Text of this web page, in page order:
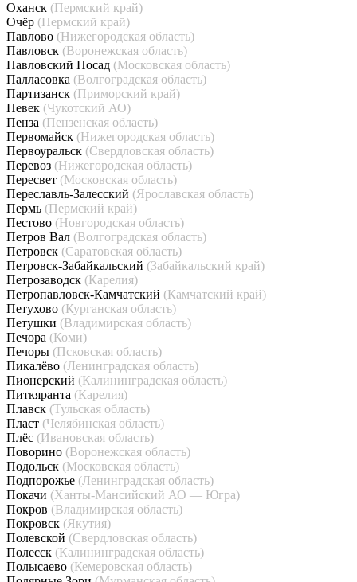
Оханск (Пермский край)
Очёр (Пермский край)
Павлово (Нижегородская область)
Павловск (Воронежская область)
Павловский Посад (Московская область)
Палласовка (Волгоградская область)
Партизанск (Приморский край)
Певек (Чукотский АО)
Пенза (Пензенская область)
Первомайск (Нижегородская область)
Первоуральск (Свердловская область)
Перевоз (Нижегородская область)
Пересвет (Московская область)
Переславль-Залесский (Ярославская область)
Пермь (Пермский край)
Пестово (Новгородская область)
Петров Вал (Волгоградская область)
Петровск (Саратовская область)
Петровск-Забайкальский (Забайкальский край)
Петрозаводск (Карелия)
Петропавловск-Камчатский (Камчатский край)
Петухово (Курганская область)
Петушки (Владимирская область)
Печора (Коми)
Печоры (Псковская область)
Пикалёво (Ленинградская область)
Пионерский (Калининградская область)
Питкяранта (Карелия)
Плавск (Тульская область)
Пласт (Челябинская область)
Плёс (Ивановская область)
Поворино (Воронежская область)
Подольск (Московская область)
Подпорожье (Ленинградская область)
Покачи (Ханты-Мансийский АО — Югра)
Покров (Владимирская область)
Покровск (Якутия)
Полевской (Свердловская область)
Полесск (Калининградская область)
Полысаево (Кемеровская область)